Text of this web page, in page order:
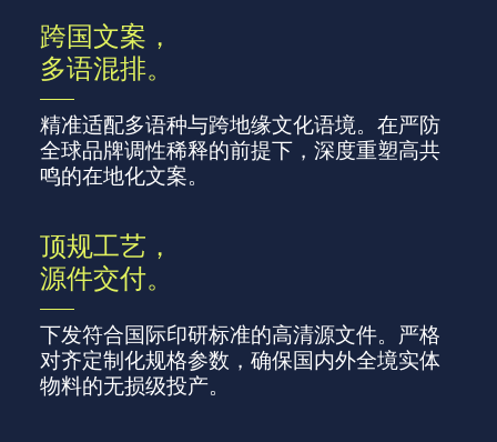
跨国文案，
多语混排。
精准适配多语种与跨地缘文化语境。在严防
全球品牌调性稀释的前提下，深度重塑高共
鸣的在地化文案。
顶规工艺，
源件交付。
下发符合国际印研标准的高清源文件。严格
对齐定制化规格参数，确保国内外全境实体
物料的无损级投产。